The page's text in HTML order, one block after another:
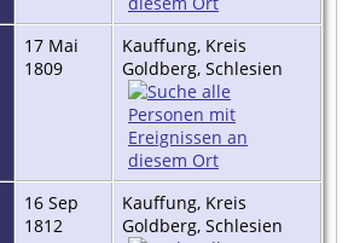
17 Mai
1809
Kauffung, Kreis
Goldberg, Schlesien
16 Sep
1812
Kauffung, Kreis
Goldberg, Schlesien